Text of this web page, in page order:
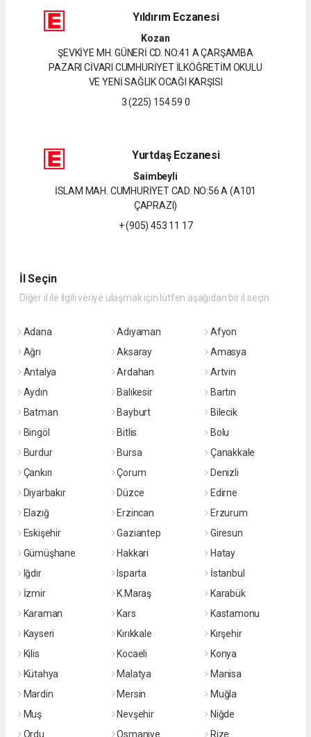
Yıldırım Eczanesi
Kozan
ŞEVKİYE MH. GÜNERİ CD. NO:41 A ÇARŞAMBA
PAZARI CİVARI CUMHURİYET İLKÖĞRETİM OKULU
VE YENİ SAĞLIK OCAĞI KARŞISI
3 (225) 154 59 0
Yurtdaş Eczanesi
Saimbeyli
İSLAM MAH. CUMHURİYET CAD. NO:56 A (A101
ÇAPRAZI)
+ (905) 453 11 17
İl Seçin
Diğer il ile ilgili veriye ulaşmak için lütfen aşağıdan bir il seçin
Adana Adıyaman
Afyon
Ağrı
Aksaray
Amasya
Antalya
Ardahan
Artvin
Aydın
Balıkesir
Bartın
Batman
Bayburt
Bilecik
Bingöl
Bitlis
Bolu
Burdur
Bursa
Çanakkale
Çankırı
Çorum
Denizli
Diyarbakır
Düzce
Edirne
Elazığ
Erzincan
Erzurum
Eskişehir
Gaziantep
Giresun
Gümüşhane
Hakkari
Hatay
Iğdır
Isparta
İstanbul
İzmir
K.Maraş
Karabük
Karaman
Kars
Kastamonu
Kayseri
Kırıkkale
Kırşehir
Kilis
Kocaeli
Konya
Kütahya
Malatya
Manisa
Mardin
Mersin
Muğla
Muş
Nevşehir
Niğde
Ordu
Osmaniye Rize